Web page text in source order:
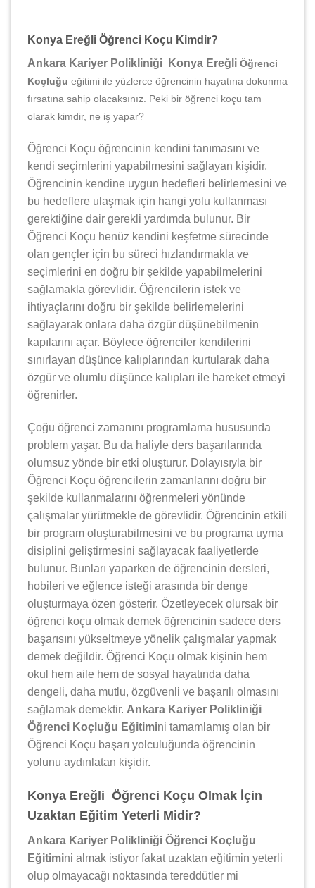
Konya Ereğli Öğrenci Koçu Kimdir?
Ankara Kariyer Polikliniği Konya Ereğli Öğrenci
Koçluğu eğitimi ile yüzlerce öğrencinin hayatına dokunma
fırsatına sahip olacaksınız. Peki bir öğrenci koçu tam
olarak kimdir, ne iş yapar?
Öğrenci Koçu öğrencinin kendini tanımasını ve
kendi seçimlerini yapabilmesini sağlayan kişidir.
Öğrencinin kendine uygun hedefleri belirlemesini ve
bu hedeflere ulaşmak için hangi yolu kullanması
gerektiğine dair gerekli yardımda bulunur. Bir
Öğrenci Koçu henüz kendini keşfetme sürecinde
olan gençler için bu süreci hızlandırmakla ve
seçimlerini en doğru bir şekilde yapabilmelerini
sağlamakla görevlidir. Öğrencilerin istek ve
ihtiyaçlarını doğru bir şekilde belirlemelerini
sağlayarak onlara daha özgür düşünebilmenin
kapılarını açar. Böylece öğrenciler kendilerini
sınırlayan düşünce kalıplarından kurtularak daha
özgür ve olumlu düşünce kalıpları ile hareket etmeyi
öğrenirler.
Çoğu öğrenci zamanını programlama hususunda
problem yaşar. Bu da haliyle ders başarılarında
olumsuz yönde bir etki oluşturur. Dolayısıyla bir
Öğrenci Koçu öğrencilerin zamanlarını doğru bir
şekilde kullanmalarını öğrenmeleri yönünde
çalışmalar yürütmekle de görevlidir. Öğrencinin etkili
bir program oluşturabilmesini ve bu programa uyma
disiplini geliştirmesini sağlayacak faaliyetlerde
bulunur. Bunları yaparken de öğrencinin dersleri,
hobileri ve eğlence isteği arasında bir denge
oluşturmaya özen gösterir. Özetleyecek olursak bir
öğrenci koçu olmak demek öğrencinin sadece ders
başarısını yükseltmeye yönelik çalışmalar yapmak
demek değildir. Öğrenci Koçu olmak kişinin hem
okul hem aile hem de sosyal hayatında daha
dengeli, daha mutlu, özgüvenli ve başarılı olmasını
sağlamak demektir. Ankara Kariyer Polikliniği
Öğrenci Koçluğu Eğitimini tamamlamış olan bir
Öğrenci Koçu başarı yolculuğunda öğrencinin
yolunu aydınlatan kişidir.
Konya Ereğli Öğrenci Koçu Olmak İçin
Uzaktan Eğitim Yeterli Midir?
Ankara Kariyer Polikliniği Öğrenci Koçluğu
Eğitimini almak istiyor fakat uzaktan eğitimin yeterli
olup olmayacağı noktasında tereddütler mi